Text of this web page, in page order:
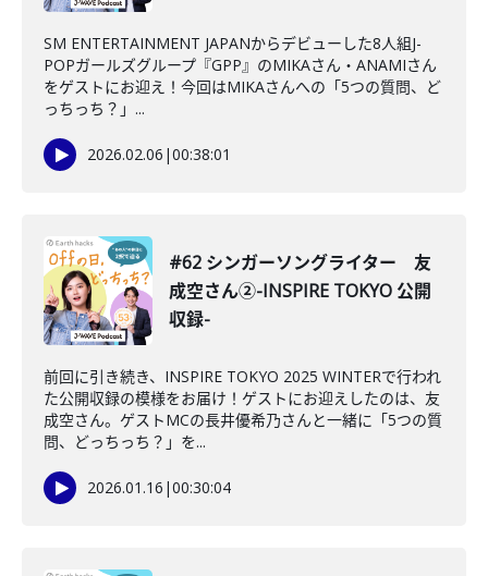
SM ENTERTAINMENT JAPANからデビューした8人組J-
POPガールズグループ『GPP』のMIKAさん・ANAMIさん
をゲストにお迎え！今回はMIKAさんへの「5つの質問、ど
っちっち？」...
2026.02.06 |00:38:01
#62 シンガーソングライター 友
成空さん②-INSPIRE TOKYO 公開
収録-
前回に引き続き、INSPIRE TOKYO 2025 WINTERで行われ
た公開収録の模様をお届け！ゲストにお迎えしたのは、友
成空さん。ゲストMCの長井優希乃さんと一緒に「5つの質
問、どっちっち？」を...
2026.01.16 |00:30:04